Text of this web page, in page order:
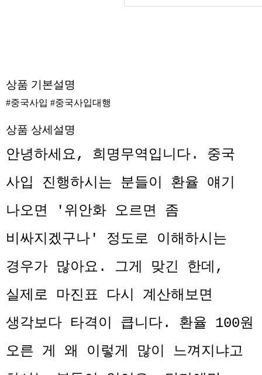
상품 기본설명
#중국사입 #중국사입대행
상품 상세설명
안녕하세요, 희명무역입니다. 중국
사입 진행하시는 분들이 환율 얘기
나오면 '위안화 오르면 좀
비싸지겠구나' 정도로 이해하시는
경우가 많아요. 그게 맞긴 한데,
실제로 마진표 다시 계산해보면
생각보다 타격이 큽니다. 환율 100원
오른 게 왜 이렇게 많이 느껴지냐고